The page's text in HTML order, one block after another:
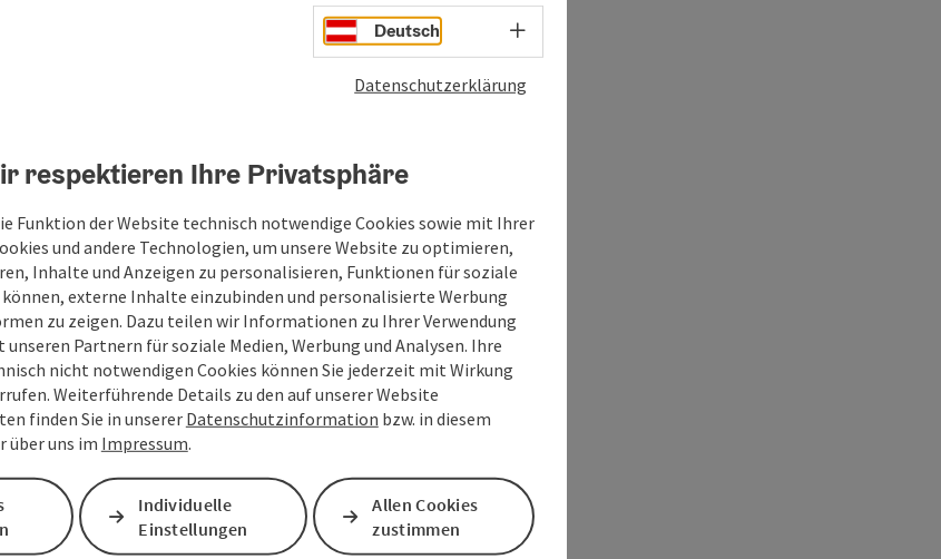
Kaltenbachstraße 19 (Sportplatz der
Laimer
Deutsch Sprachwahl - Menü öffnen
Datenschutzerklärung
respektieren Ihre Privatsphäre
Funktion der Website technisch notwendige Cookies sowie mit Ihrer
und andere Technologien, um unsere Website zu optimieren,
Inhalte und Anzeigen zu personalisieren, Funktionen für soziale
externe Inhalte einzubinden und personalisierte Werbung
zu zeigen. Dazu teilen wir Informationen zu Ihrer Verwendung
Partnern für soziale Medien, Werbung und Analysen. Ihre
nicht notwendigen Cookies können Sie jederzeit mit Wirkung
Weiterführende Details zu den auf unserer Website
finden Sie in unserer Datenschutzinformation bzw. in diesem
über uns im Impressum.
Individuelle
Einstellungen
Allen Cookies
zustimmen